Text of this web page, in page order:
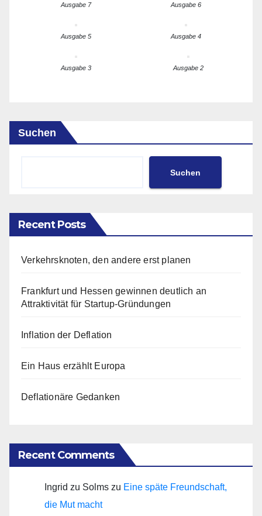
Ausgabe 7 Ausgabe 6
Ausgabe 5 Ausgabe 4
Ausgabe 3 Ausgabe 2
Suchen
Suchen
Recent Posts
Verkehrsknoten, den andere erst planen
Frankfurt und Hessen gewinnen deutlich an
Attraktivität für Startup-Gründungen
Inflation der Deflation
Ein Haus erzählt Europa
Deflationäre Gedanken
Recent Comments
Ingrid zu Solms zu Eine späte Freundschaft,
die Mut macht